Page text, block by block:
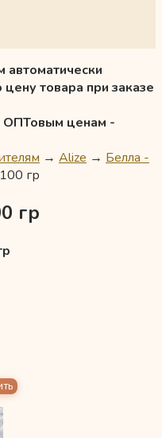
товара при заказе
ОПТовым ценам -
→ Alize → Белла -
гр
гр